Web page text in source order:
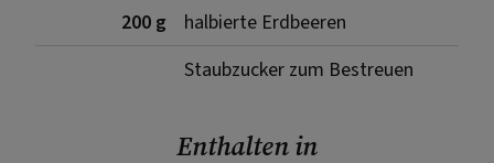
200 g
halbierte Erdbeeren
Staubzucker zum Bestreuen
Enthalten in